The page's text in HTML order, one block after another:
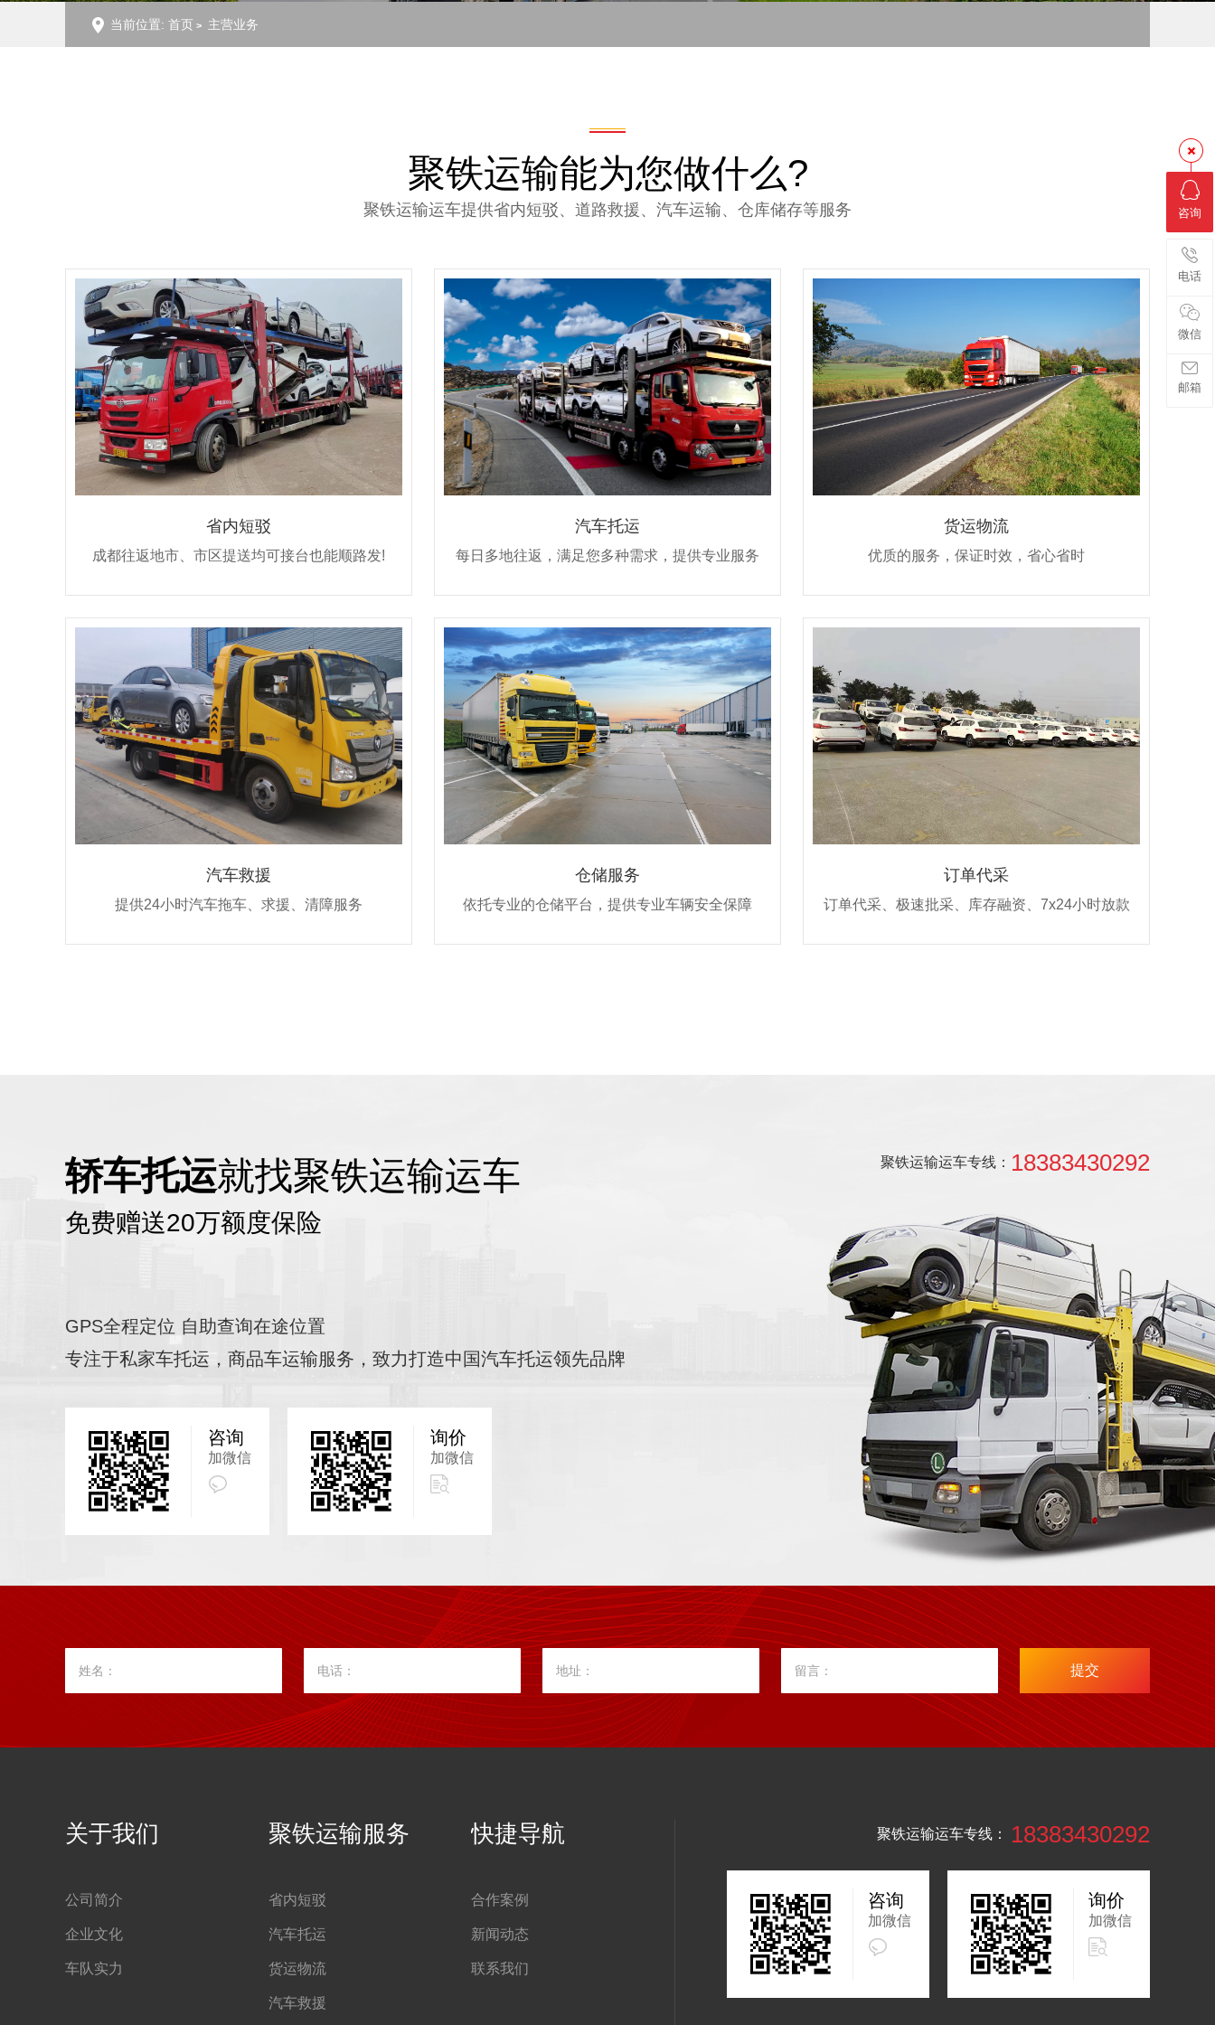
当前位置: 首页 主营业务
聚铁运输能为您做什么?
聚铁运输运车提供省内短驳、道路救援、汽车运输、仓库储存等服务
省内短驳
成都往返地市、市区提送均可接台也能顺路发!
汽车托运
每日多地往返，满足您多种需求，提供专业服务
货运物流
优质的服务，保证时效，省心省时
汽车救援
提供24小时汽车拖车、求援、清障服务
仓储服务
依托专业的仓储平台，提供专业车辆安全保障
订单代采
订单代采、极速批采、库存融资、7x24小时放款
聚铁运输运车专线： 18383430292
轿车托运就找聚铁运输运车
免费赠送20万额度保险
GPS全程定位 自助查询在途位置
专注于私家车托运，商品车运输服务，致力打造中国汽车托运领先品牌
咨询
加微信
询价
加微信
姓名： 电话： 地址： 留言： 提交
关于我们
公司简介
企业文化
车队实力
聚铁运输服务
省内短驳
汽车托运
货运物流
汽车救援
快捷导航
合作案例
新闻动态
联系我们
聚铁运输运车专线： 18383430292
咨询
加微信
询价
加微信
咨询
电话
微信
邮箱